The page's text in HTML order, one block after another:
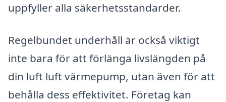
uppfyller alla säkerhetsstandarder.
Regelbundet underhåll är också viktigt
inte bara för att förlänga livslängden på
din luft luft värmepump, utan även för att
behålla dess effektivitet. Företag kan